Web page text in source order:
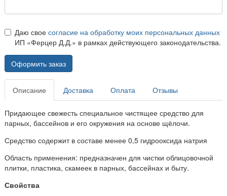
Даю свое согласие на обработку моих персональных данных
ИП «Ферцер Д.Д.» в рамках действующего законодательства.
Оформить заказ
Описание Доставка Оплата Отзывы
Придающее свежесть специальное чистящее средство для
парных, бассейнов и его окружения на основе щёлочи.
Средство содержит в составе менее 0,5 гидрооксида натрия
Область применения: предназначен для чистки облицовочной
плитки, пластика, скамеек в парных, бассейнах и быту.
Свойства